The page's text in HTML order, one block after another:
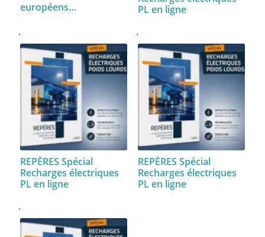
européens…
PL en ligne
REPÈRES Spécial
Recharges électriques
PL en ligne
REPÈRES Spécial
Recharges électriques
PL en ligne